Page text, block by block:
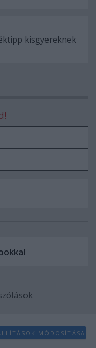
kisgyereknek
MÓDOSÍTÁSA